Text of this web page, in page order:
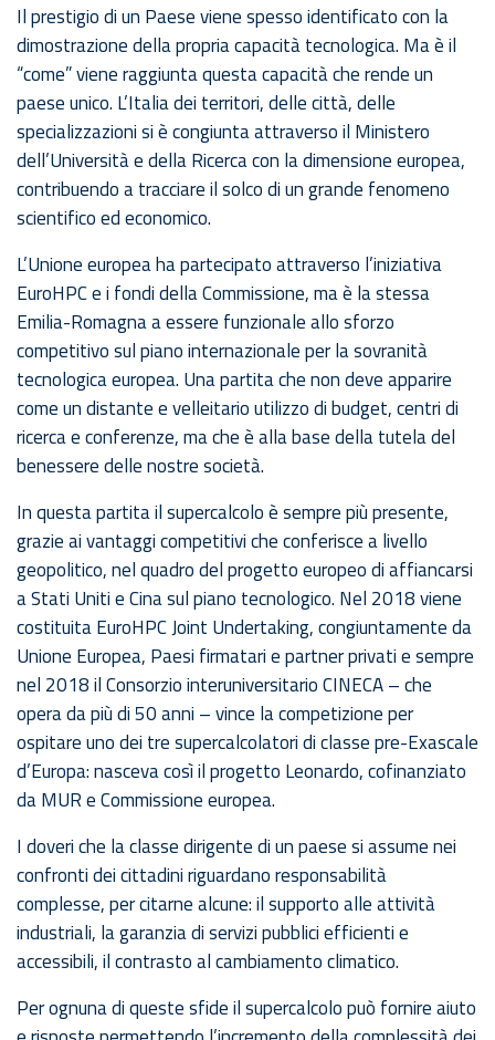
Il prestigio di un Paese viene spesso identificato con la
dimostrazione della propria capacità tecnologica. Ma è il
“come” viene raggiunta questa capacità che rende un
paese unico. L’Italia dei territori, delle città, delle
specializzazioni si è congiunta attraverso il Ministero
dell’Università e della Ricerca con la dimensione europea,
contribuendo a tracciare il solco di un grande fenomeno
scientifico ed economico.
L’Unione europea ha partecipato attraverso l’iniziativa
EuroHPC e i fondi della Commissione, ma è la stessa
Emilia-Romagna a essere funzionale allo sforzo
competitivo sul piano internazionale per la sovranità
tecnologica europea. Una partita che non deve apparire
come un distante e velleitario utilizzo di budget, centri di
ricerca e conferenze, ma che è alla base della tutela del
benessere delle nostre società.
In questa partita il supercalcolo è sempre più presente,
grazie ai vantaggi competitivi che conferisce a livello
geopolitico, nel quadro del progetto europeo di affiancarsi
a Stati Uniti e Cina sul piano tecnologico. Nel 2018 viene
costituita EuroHPC Joint Undertaking, congiuntamente da
Unione Europea, Paesi firmatari e partner privati e sempre
nel 2018 il Consorzio interuniversitario CINECA – che
opera da più di 50 anni – vince la competizione per
ospitare uno dei tre supercalcolatori di classe pre-Exascale
d’Europa: nasceva così il progetto Leonardo, cofinanziato
da MUR e Commissione europea.
I doveri che la classe dirigente di un paese si assume nei
confronti dei cittadini riguardano responsabilità
complesse, per citarne alcune: il supporto alle attività
industriali, la garanzia di servizi pubblici efficienti e
accessibili, il contrasto al cambiamento climatico.
Per ognuna di queste sfide il supercalcolo può fornire aiuto